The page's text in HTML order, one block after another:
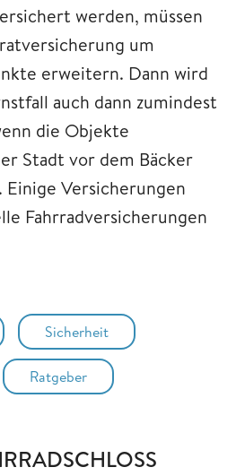
werden, müssen
um
erweitern. Dann wird
auch dann zumindest
die Objekte
Stadt vor dem Bäcker
Versicherungen
Fahrradversicherungen
Sicherheit
Ratgeber